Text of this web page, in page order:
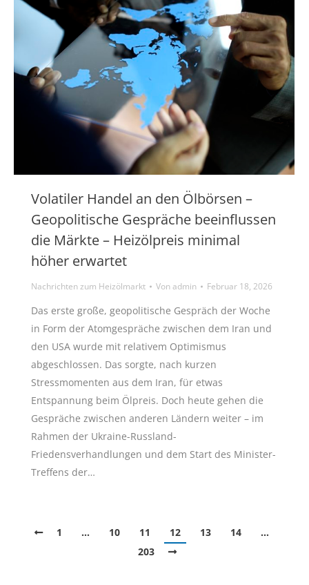
Volatiler Handel an den Ölbörsen –
Geopolitische Gespräche beeinflussen
die Märkte – Heizölpreis minimal
höher erwartet
Nachrichten zum Heizölmarkt Vonadmin Februar 18, 2026
Das erste große, geopolitische Gespräch der Woche
in Form der Atomgespräche zwischen dem Iran und
den USA wurde mit relativem Optimismus
abgeschlossen. Das sorgte, nach kurzen
Stressmomenten aus dem Iran, für etwas
Entspannung beim Ölpreis. Doch heute gehen die
Gespräche zwischen anderen Ländern weiter – im
Rahmen der Ukraine-Russland-
Friedensverhandlungen und dem Start des Minister-
Treffens der…
1 … 10 11 12 13 14
…
203